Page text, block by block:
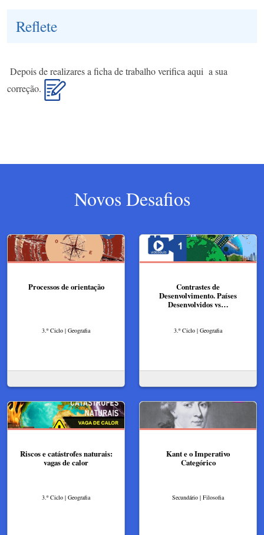
Reflete
Depois de realizares a ficha de trabalho verifica aqui a sua
correção.
Novos Desafios
Processos de orientação
3.º Ciclo | Geografia
Contrastes de
Desenvolvimento. Países
Desenvolvidos vs…
3.º Ciclo | Geografia
Riscos e catástrofes naturais:
vagas de calor
3.º Ciclo | Geografia
Kant e o Imperativo
Categórico
Secundário | Filosofia